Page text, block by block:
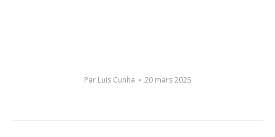
Par Luis Cunha 20 mars 2025